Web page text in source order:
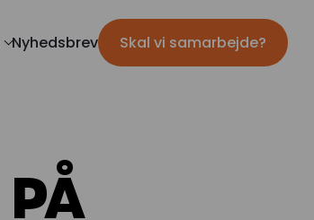
Nyhedsbrev Skal vi samarbejde?
PÅ